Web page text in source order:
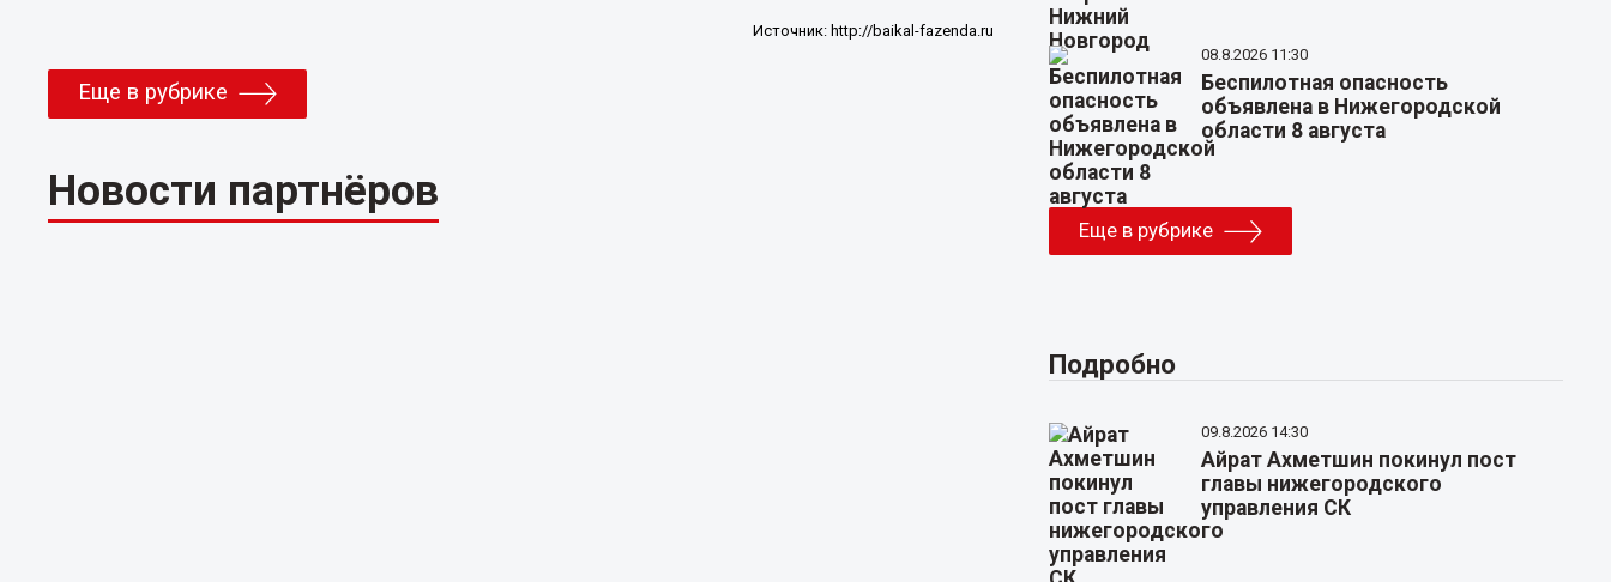
Источник: http://baikal-fazenda.ru
Еще в рубрике
Новости партнёров
08.8.2026 11:30
Беспилотная опасность
объявлена в Нижегородской
области 8 августа
Еще в рубрике
Подробно
09.8.2026 14:30
Айрат Ахметшин покинул пост
главы нижегородского
управления СК